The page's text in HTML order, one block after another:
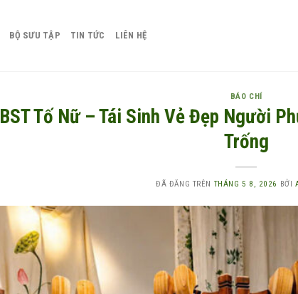
BỘ SƯU TẬP TIN TỨC LIÊN HỆ
BÁO CHÍ
BST Tố Nữ – Tái Sinh Vẻ Đẹp Người
Trống
ĐÃ ĐĂNG TRÊN THÁNG 5 8, 2026 BỞI